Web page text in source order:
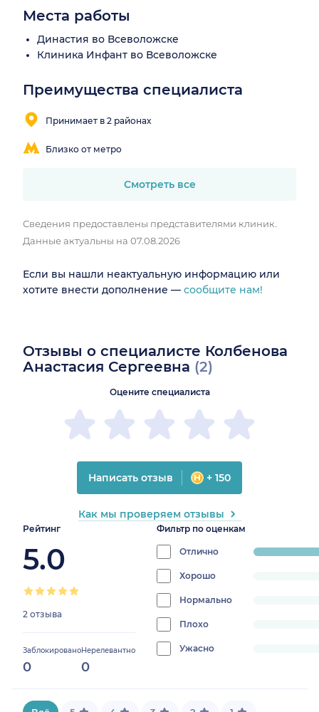
Места работы
Династия во Всеволожске
Клиника Инфант во Всеволожске
Преимущества специалиста
Принимает в 2 районах
Близко от метро
Смотреть все
Сведения предоставлены представителями клиник.
Данные актуальны на 07.08.2026
Если вы нашли неактуальную информацию или
хотите внести дополнение — сообщите нам!
Отзывы о специалисте Колбенова
Анастасия Сергеевна (2)
Рейтинг
5.0
2 отзыва
Заблокировано
0
Нерелевантно
0
Фильтр по оценкам
Отлично
progress:
Хорошо
0%
Нормально
0%
Плохо
0%
Ужасно
progress:
Оцените специалиста
Написать отзыв + 150
Как мы проверяем отзывы